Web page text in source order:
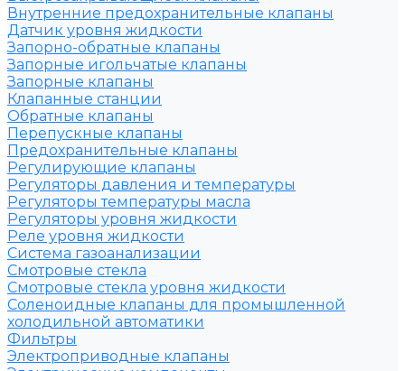
Внутренние предохранительные клапаны
Датчик уровня жидкости
Запорно-обратные клапаны
Запорные игольчатые клапаны
Запорные клапаны
Клапанные станции
Обратные клапаны
Перепускные клапаны
Предохранительные клапаны
Регулирующие клапаны
Регуляторы давления и температуры
Регуляторы температуры масла
Регуляторы уровня жидкости
Реле уровня жидкости
Система газоанализации
Смотровые стекла
Смотровые стекла уровня жидкости
Соленоидные клапаны для промышленной
холодильной автоматики
Фильтры
Электроприводные клапаны